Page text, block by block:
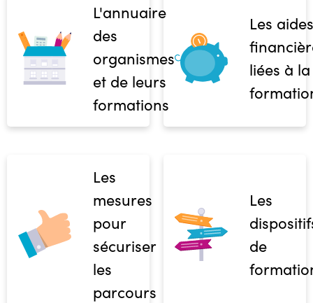
L'annuaire
des
organismes
et de leurs
formations
Les aides
liées à la
Les
mesures
pour
sécuriser
les
parcours
Les
de